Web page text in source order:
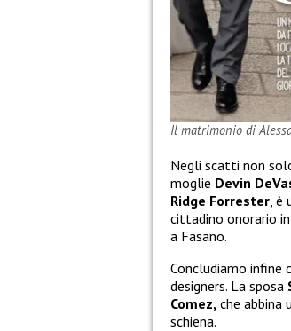
Il matrimonio di
Negli scatti non
moglie Devin
Ridge Forrester ,
cittadino onorario
a Fasano.
Concludiamo infine
designers. La sposa
Comez, che abbina
schiena.